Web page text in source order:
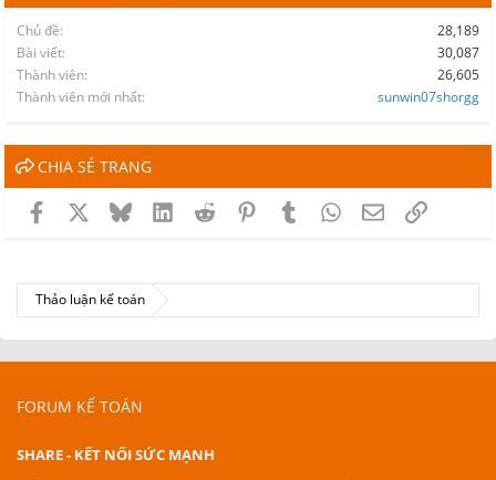
Chủ đề
28,189
Bài viết
30,087
Thành viên
26,605
Thành viên mới nhất
sunwin07shorgg
CHIA SẺ TRANG
Facebook BlueskyLinkedInReddit PinterestTumblrWhatsApp
EmailLink
Thảo luận kế toán
FORUM KẾ TOÁN
SHARE - KẾT NỐI SỨC MẠNH